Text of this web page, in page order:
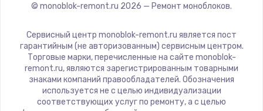
© monoblok-remont.ru 2026 — Ремонт моноблоков.
Сервисный центр monoblok-remont.ru является пост
гарантийным (не авторизованным) сервисным центром.
Торговые марки, перечисленные на сайте monoblok-
remont.ru, являются зарегистрированным товарными
знаками компаний правообладателей. Обозначения
используется не с целью индивидуализации
соответствующих услуг по ремонту, а с целью